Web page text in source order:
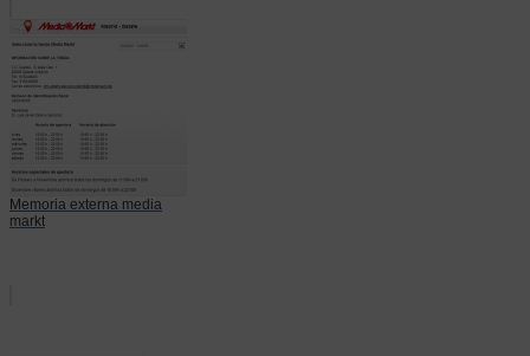
Memoria externa media
markt